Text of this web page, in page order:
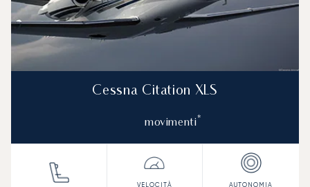
Cessna Citation XLS
movimenti*